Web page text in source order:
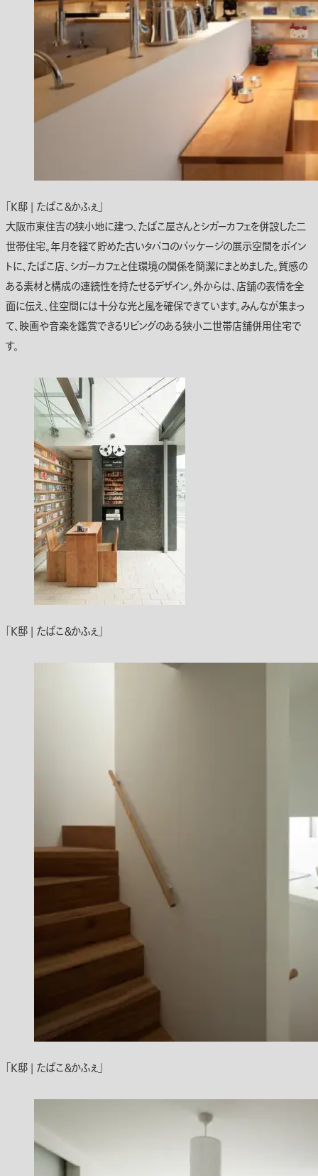
「K邸 | たばこ＆かふぇ」
大阪市東住吉の狭小地に建つ、たばこ屋さんとシガーカフェを併設した二
世帯住宅。年月を経て貯めた古いタバコのパッケージの展示空間をポイン
トに、たばこ店、シガーカフェと住環境の関係を簡潔にまとめました。質感の
ある素材と構成の連続性を持たせるデザイン。外からは、店舗の表情を全
面に伝え、住空間には十分な光と風を確保できています。みんなが集まっ
て、映画や音楽を鑑賞できるリビングのある狭小二世帯店舗併用住宅で
す。
「K邸 | たばこ＆かふぇ」
「K邸 | たばこ＆かふぇ」